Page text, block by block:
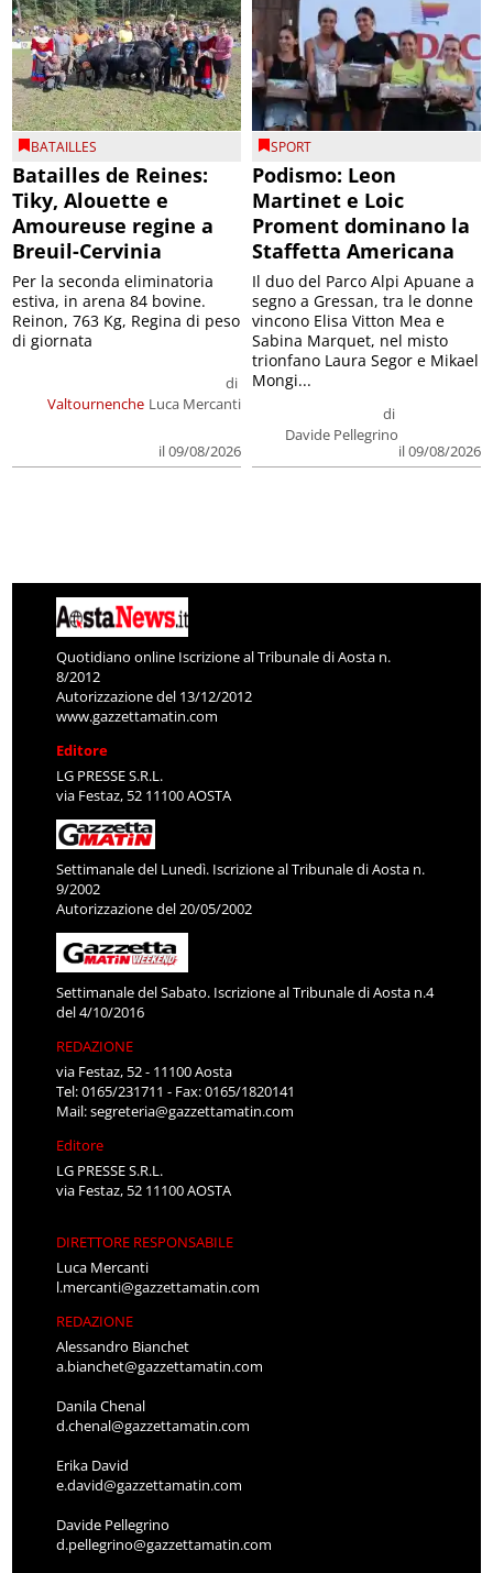
BATAILLES
Batailles de Reines:
Tiky, Alouette e
Amoureuse regine a
Breuil-Cervinia
Valtournenche
di
Luca Mercanti
il 09/08/2026
Per la seconda eliminatoria
estiva, in arena 84 bovine.
Reinon, 763 Kg, Regina di peso
di giornata
SPORT
Podismo: Leon
Martinet e Loic
Proment dominano la
Staffetta Americana
di
Davide Pellegrino
il 09/08/2026
Il duo del Parco Alpi Apuane a
segno a Gressan, tra le donne
vincono Elisa Vitton Mea e
Sabina Marquet, nel misto
trionfano Laura Segor e Mikael
Mongi...
Quotidiano online Iscrizione al Tribunale di Aosta n.
8/2012
Autorizzazione del 13/12/2012
www.gazzettamatin.com
Editore
LG PRESSE S.R.L.
via Festaz, 52 11100 AOSTA
Settimanale del Lunedì. Iscrizione al Tribunale di Aosta n.
9/2002
Autorizzazione del 20/05/2002
Settimanale del Sabato. Iscrizione al Tribunale di Aosta n.4
del 4/10/2016
REDAZIONE
via Festaz, 52 - 11100 Aosta
Tel: 0165/231711 - Fax: 0165/1820141
Mail:segreteria@gazzettamatin.com
Editore
LG PRESSE S.R.L.
via Festaz, 52 11100 AOSTA
DIRETTORE RESPONSABILE
Luca Mercanti
l.mercanti@gazzettamatin.com
REDAZIONE
Alessandro Bianchet
a.bianchet@gazzettamatin.com
Danila Chenal
d.chenal@gazzettamatin.com
Erika David
e.david@gazzettamatin.com
Davide Pellegrino
d.pellegrino@gazzettamatin.com